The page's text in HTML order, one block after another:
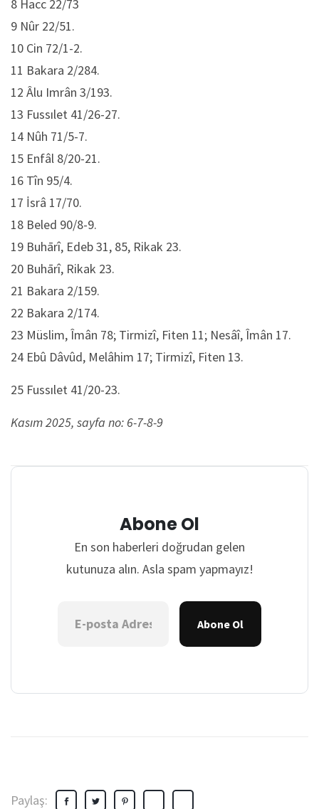
8 Hacc 22/73
9 Nûr 22/51.
10 Cin 72/1-2.
11 Bakara 2/284.
12 Âlu Imrân 3/193.
13 Fussılet 41/26-27.
14 Nûh 71/5-7.
15 Enfâl 8/20-21.
16 Tîn 95/4.
17 İsrâ 17/70.
18 Beled 90/8-9.
19 Buhārî, Edeb 31, 85, Rikak 23.
20 Buhārî, Rikak 23.
21 Bakara 2/159.
22 Bakara 2/174.
23 Müslim, Îmân 78; Tirmizî, Fiten 11; Nesâî, Îmân 17.
24 Ebû Dâvûd, Melâhim 17; Tirmizî, Fiten 13.
25 Fussılet 41/20-23.
Kasım 2025, sayfa no: 6-7-8-9
Abone Ol
En son haberleri doğrudan gelen
kutunuza alın. Asla spam yapmayız!
Abone Ol
Paylaş: